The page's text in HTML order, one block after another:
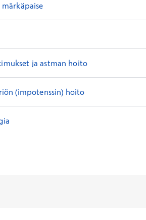
ja astman hoito
(impotenssin) hoito